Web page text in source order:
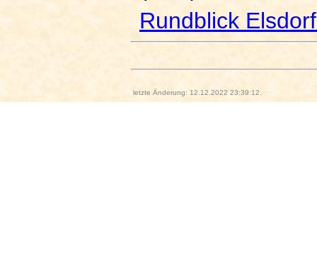
Rundblick
letzte Änderung: 12.12.2022 23:39:12.